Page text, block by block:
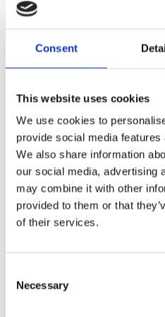
Consent
This website uses cookies
We use cookies to
provide social media
We also share information
our social media, advertising
may combine it with other
provided to them or that
of their services.
Selection
Necessary
Exigences
Master en ingénierie
équivalente.
Excellentes
capacité à analyser et
complexes.
Compétences
modèle de données
l’équipement fibre et le
configuration MarlinDT.
Capacité à travailler
en équipe.
Ce que nous